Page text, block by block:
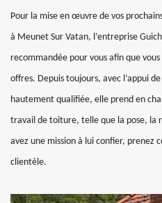
Pour la mise en œuvre de vos
à Meunet Sur Vatan, l’entreprise
recommandée pour vous afin que
offres. Depuis toujours, avec l’appui
hautement qualifiée, elle prend en
travail de toiture, telle que la pose, la
avez une mission à lui confier, prenez
clientèle.